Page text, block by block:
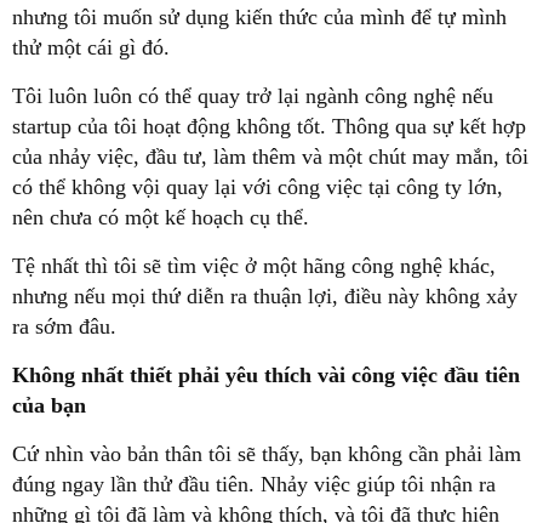
nhưng tôi muốn sử dụng kiến thức của mình để tự mình
thử một cái gì đó.
Tôi luôn luôn có thể quay trở lại ngành công nghệ nếu
startup của tôi hoạt động không tốt. Thông qua sự kết hợp
của nhảy việc, đầu tư, làm thêm và một chút may mắn, tôi
có thể không vội quay lại với công việc tại công ty lớn,
nên chưa có một kế hoạch cụ thể.
Tệ nhất thì tôi sẽ tìm việc ở một hãng công nghệ khác,
nhưng nếu mọi thứ diễn ra thuận lợi, điều này không xảy
ra sớm đâu.
Không nhất thiết phải yêu thích vài công việc đầu tiên
của bạn
Cứ nhìn vào bản thân tôi sẽ thấy, bạn không cần phải làm
đúng ngay lần thử đầu tiên. Nhảy việc giúp tôi nhận ra
những gì tôi đã làm và không thích, và tôi đã thực hiện